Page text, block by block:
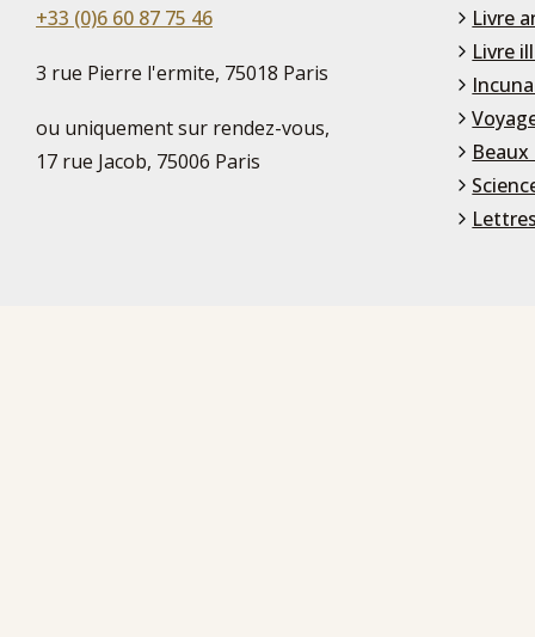
+33 (0)6 60 87 75 46
3 rue Pierre l'ermite, 75018 Paris
ou uniquement sur rendez-vous,
17 rue Jacob, 75006 Paris
Livre
Livre